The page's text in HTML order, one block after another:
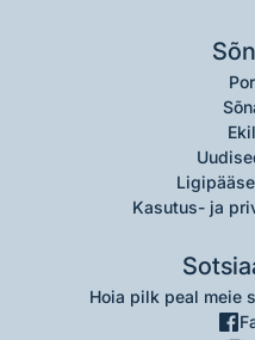
Kasutus- ja
Hoia pilk peal meie